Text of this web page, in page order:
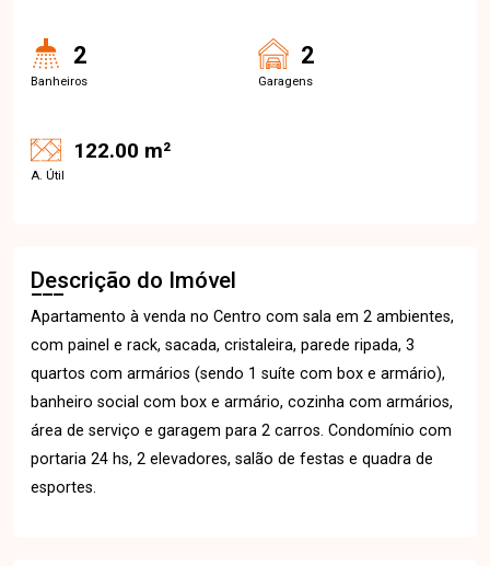
2
Banheiros
2
Garagens
122.00 m²
A. Útil
Descrição do Imóvel
Apartamento à venda no Centro com sala em 2 ambientes,
com painel e rack, sacada, cristaleira, parede ripada, 3
quartos com armários (sendo 1 suíte com box e armário),
banheiro social com box e armário, cozinha com armários,
área de serviço e garagem para 2 carros. Condomínio com
portaria 24 hs, 2 elevadores, salão de festas e quadra de
esportes.